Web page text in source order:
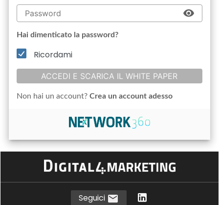
Hai dimenticato la password?
Ricordami
ACCEDI E SCARICA IL WHITE PAPER
Non hai un account?Crea un account adesso
Seguici